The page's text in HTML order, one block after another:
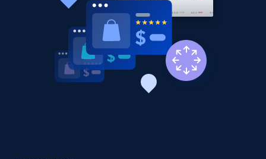
price, and more.
323+ Comenzar ahora